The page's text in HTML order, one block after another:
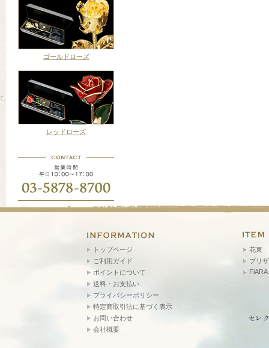
ゴールドローズ
レッドローズ
トップページ
ご利用ガイド
ポイントについて
送料・お支払い
プライバシーポリシー
特定商取引法に基づく表示
お問い合わせ
会社概要
花束
プリ
FiARA